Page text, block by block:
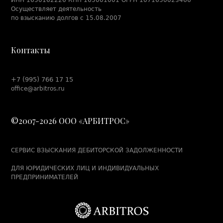
Взыскание задолженности по договору займа в
Набережных Челнах
Взыскание задолженности по договору лизинга в
Взыскание задолженности по договору оказания услуг
в Набережных Челнах
Взыскание задолженности по договору подряда в
Взыскание задолженности по договору поставки в
Набережных Челнах
Как обжаловать штрафы за перегруз и нарушения
системы «Платон» – Пошаговая инструкция 2025
Осуществляет деятельность
по взысканию долгов с 15.08.2007
Контакты
+7 (995) 766 17 15
office@arbitros.ru
©2007-2026 ООО «АРБИТРОС»
СЕРВИС ВЗЫСКАНИЯ ДЕБИТОРСКОЙ ЗАДОЛЖЕННОСТИ
ДЛЯ ЮРИДИЧЕСКИХ ЛИЦ И ИНДИВИДУАЛЬНЫХ
ПРЕДПРИНИМАТЕЛЕЙ